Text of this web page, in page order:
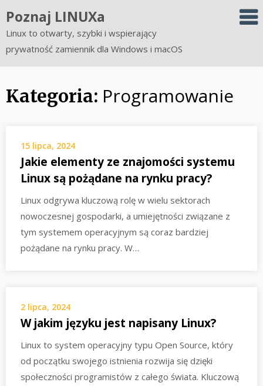
to
content
Poznaj LINUXa
Linux to otwarty, szybki i wspierający
prywatność zamiennik dla Windows i macOS
Kategoria: Programowanie
15 lipca, 2024
Jakie elementy ze znajomości systemu
Linux są pożądane na rynku pracy?
Linux odgrywa kluczową rolę w wielu sektorach
nowoczesnej gospodarki, a umiejętności związane z
tym systemem operacyjnym są coraz bardziej
pożądane na rynku pracy. W…
2 lipca, 2024
W jakim języku jest napisany Linux?
Linux to system operacyjny typu Open Source, który
od początku swojego istnienia rozwija się dzięki
społeczności programistów z całego świata. Kluczową